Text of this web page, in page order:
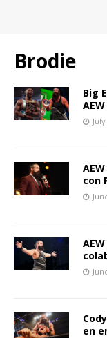
Brodie
Big
con
en